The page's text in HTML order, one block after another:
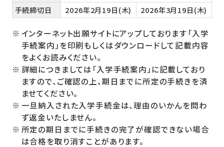
手続締切日
2026年2月19日(木) 2026年3月19日(木)
インターネット出願サイトにアップしております「入学
手続案内」を印刷もしくはダウンロードして記載内容
をよくお読みください。
詳細につきましては「入学手続案内」に記載しており
ますので、ご確認の上、期日までに所定の手続きを済
ませてください。
一旦納入された入学手続金は、理由のいかんを問わ
ず返金いたしません。
所定の期日までに手続きの完了が確認できない場合
は合格を取り消すことがあります。